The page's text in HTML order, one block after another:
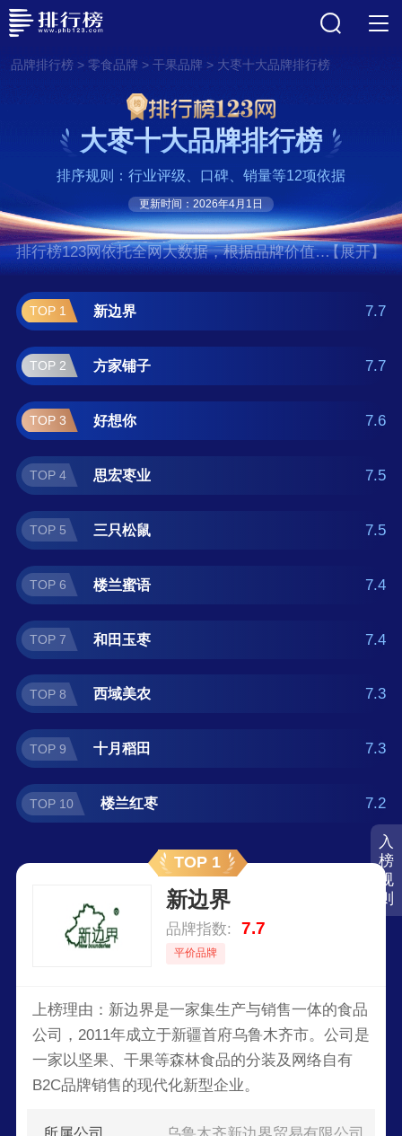
品牌排行榜> 零食品牌 > 干果品牌 > 大枣十大品牌排行榜
入
榜
规
则
大枣十大品牌排行榜
排序规则：行业评级、口碑、销量等12项依据
更新时间：2026年4月1日
排行榜123网依托全网大数据，根据品牌价值、
口碑评价等多项指数评选出了大枣十大品牌排
行榜,前十名分别是新边界、方家铺子、好想
你、思宏枣业、三只松鼠、楼兰蜜语、和田玉
枣、西域美农、十月稻田、楼兰红枣。如果您
正在查找大枣什么牌子好？那么本大枣十大品
牌榜单可供您作为选购参考，我们致力于用最
真实的用户数据推荐口碑最好的大枣品牌，让
您选得放心。(榜单每月更新一次)
【展开】
TOP 1 新边界 7.7
TOP 2 方家铺子 7.7
TOP 3 好想你 7.6
TOP 4 思宏枣业 7.5
TOP 5 三只松鼠 7.5
TOP 6 楼兰蜜语 7.4
TOP 7 和田玉枣 7.4
TOP 8 西域美农 7.3
TOP 9 十月稻田 7.3
TOP 10 楼兰红枣 7.2
TOP 1
新边界
品牌指数: 7.7
平价品牌
上榜理由：新边界是一家集生产与销售一体的食品
公司，2011年成立于新疆首府乌鲁木齐市。公司是
一家以坚果、干果等森林食品的分装及网络自有
B2C品牌销售的现代化新型企业。